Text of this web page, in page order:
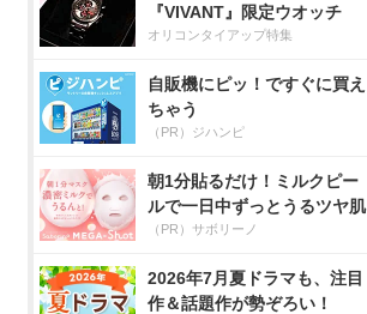
『VIVANT』限定ウオッチ
オリコンタイアップ特集
自販機にピッ！ですぐに買え
ちゃう
（PR）ジハンピ
朝1分貼るだけ！ミルクピー
ルで一日中ずっとうるツヤ肌
（PR）サボリーノ
2026年7月夏ドラマも、注目
作＆話題作が勢ぞろい！